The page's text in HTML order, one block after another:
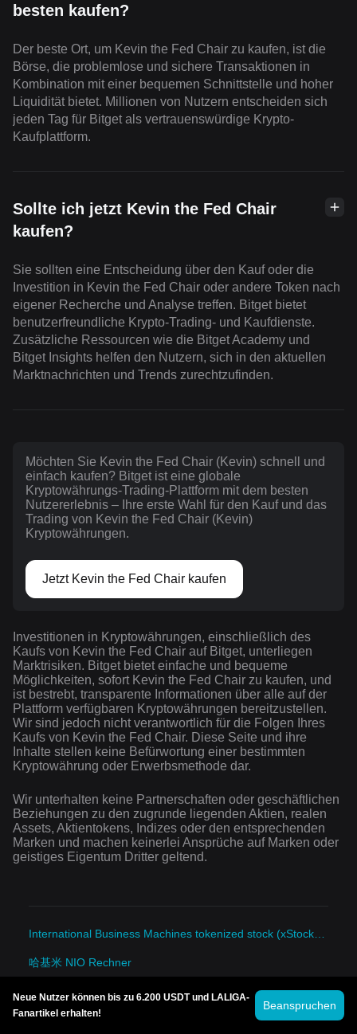
besten kaufen?
Der beste Ort, um Kevin the Fed Chair zu kaufen, ist die
Börse, die problemlose und sichere Transaktionen in
Kombination mit einer bequemen Schnittstelle und hoher
Liquidität bietet. Millionen von Nutzern entscheiden sich
jeden Tag für Bitget als vertrauenswürdige Krypto-
Kaufplattform.
Sollte ich jetzt Kevin the Fed Chair
kaufen?
Sie sollten eine Entscheidung über den Kauf oder die
Investition in Kevin the Fed Chair oder andere Token nach
eigener Recherche und Analyse treffen. Bitget bietet
benutzerfreundliche Krypto-Trading- und Kaufdienste.
Zusätzliche Ressourcen wie die Bitget Academy und
Bitget Insights helfen den Nutzern, sich in den aktuellen
Marktnachrichten und Trends zurechtzufinden.
Möchten Sie Kevin the Fed Chair (Kevin) schnell und
einfach kaufen? Bitget ist eine globale
Kryptowährungs-Trading-Plattform mit dem besten
Nutzererlebnis – Ihre erste Wahl für den Kauf und das
Trading von Kevin the Fed Chair (Kevin)
Kryptowährungen.
Jetzt Kevin the Fed Chair kaufen
Investitionen in Kryptowährungen, einschließlich des
Kaufs von Kevin the Fed Chair auf Bitget, unterliegen
Marktrisiken. Bitget bietet einfache und bequeme
Möglichkeiten, sofort Kevin the Fed Chair zu kaufen, und
ist bestrebt, transparente Informationen über alle auf der
Plattform verfügbaren Kryptowährungen bereitzustellen.
Wir sind jedoch nicht verantwortlich für die Folgen Ihres
Kaufs von Kevin the Fed Chair. Diese Seite und ihre
Inhalte stellen keine Befürwortung einer bestimmten
Kryptowährung oder Erwerbsmethode dar.
Wir unterhalten keine Partnerschaften oder geschäftlichen
Beziehungen zu den zugrunde liegenden Aktien, realen
Assets, Aktientokens, Indizes oder den entsprechenden
Marken und machen keinerlei Ansprüche auf Marken oder
geistiges Eigentum Dritter geltend.
International Business Machines tokenized stock (xStock) NIO Rechner
哈基米 NIO Rechner
Paris Saint-Germain Fan Token NIO Rechner
Pepecoin NIO Rechner
Neue Nutzer können bis zu 6.200 USDT und LALIGA-
Fanartikel erhalten!
Beanspruchen